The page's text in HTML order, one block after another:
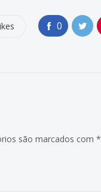
0
são marcados com *